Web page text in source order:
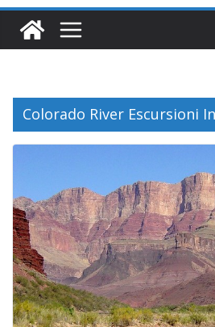
Colorado River Escursioni